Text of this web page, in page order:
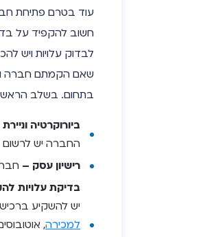
עוד בטרם פתיחת
חשוב להקפיד על
לבדוק עלויות ויש
שאם הקמתם חברה
בתחום. בשלב
ביורוקרטיה
החברה יש
רישיון עסק –
בדיקת עלויות
יש להשקיע
למכירה,